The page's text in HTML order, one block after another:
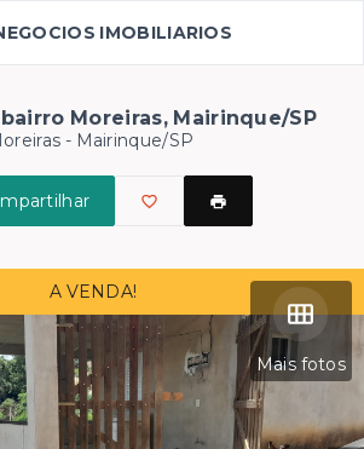
IMOBILIARIOS
Moreiras, Mairinque/SP
- Mairinque/SP
Mais fotos
A VENDA!